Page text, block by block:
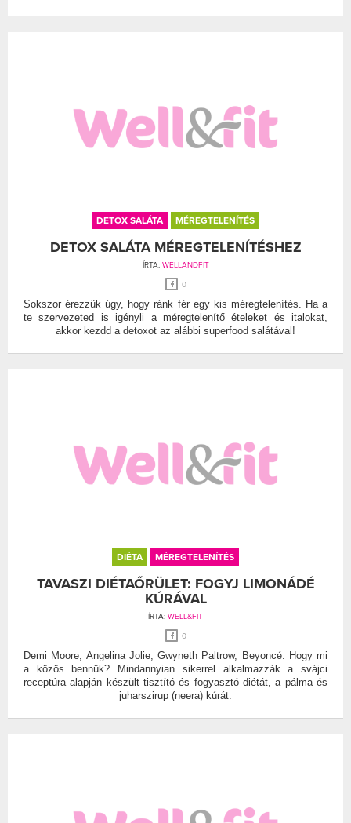
DETOX SALÁTA MÉREGTELENÍTÉS
DETOX SALÁTA MÉREGTELENÍTÉSHEZ
ÍRTA: WELLANDFIT
0
Sokszor érezzük úgy, hogy ránk fér egy kis méregtelenítés. Ha a
te szervezeted is igényli a méregtelenítő ételeket és italokat,
akkor kezdd a detoxot az alábbi superfood salátával!
DIÉTA MÉREGTELENÍTÉS
TAVASZI DIÉTAŐRÜLET: FOGYJ LIMONÁDÉ
KÚRÁVAL
ÍRTA: WELL&FIT
0
Demi Moore, Angelina Jolie, Gwyneth Paltrow, Beyoncé. Hogy mi
a közös bennük? Mindannyian sikerrel alkalmazzák a svájci
receptúra alapján készült tisztító és fogyasztó diétát, a pálma és
juharszirup (neera) kúrát.